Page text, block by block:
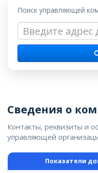
Поиск управляющей
Сведения о
Контакты, реквизиты и
управляющей
Показатели